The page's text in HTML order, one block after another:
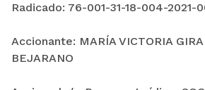
Radicado: 76-001-31-18-004-2021-
Accionante: MARÍA VICTORIA
BEJARANO